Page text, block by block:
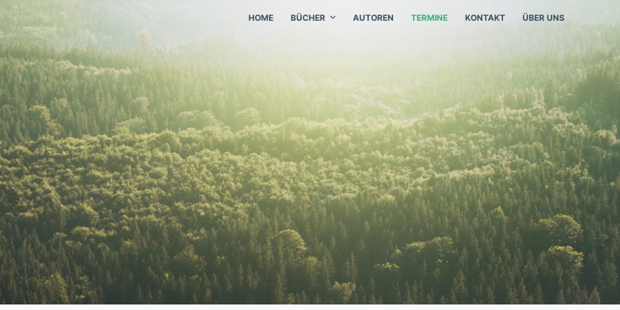
HOME BÜCHER AUTOREN TERMINE KONTAKT ÜBER UNS